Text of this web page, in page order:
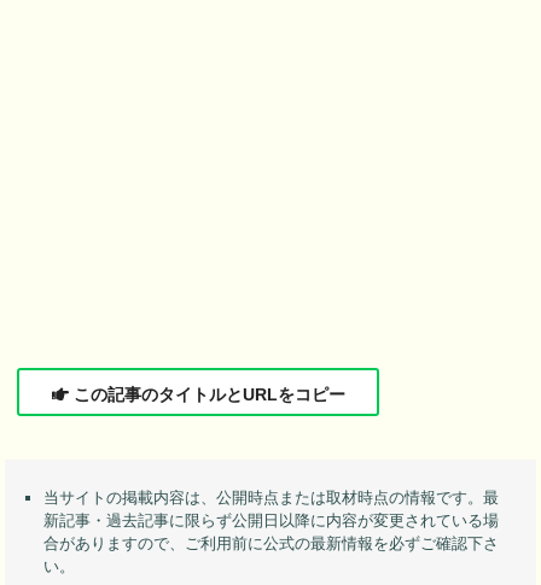
この記事のタイトルとURLをコピー
当サイトの掲載内容は、公開時点または取材時点の情報です。最
新記事・過去記事に限らず公開日以降に内容が変更されている場
合がありますので、ご利用前に公式の最新情報を必ずご確認下さ
い。